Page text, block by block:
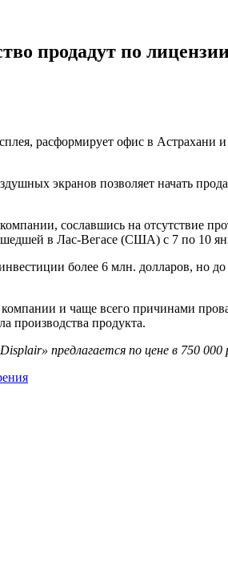
продадут по
расформирует офис в Астрахани и
экранов позволяет начать
сославшись на отсутствие
в Лас-Вегасе (США) с 7 по 10
более 6 млн. долларов, но
и чаще всего причинами
производства продукта.
предлагается по цене в 750 000